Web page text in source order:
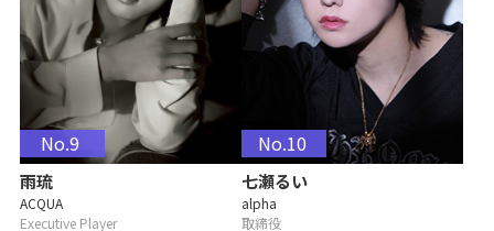
No.9
雨琉
ACQUA
Executive Player
No.10
七瀬るい
alpha
取締役